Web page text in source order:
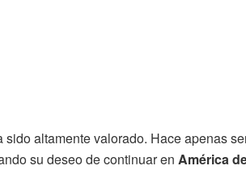
altamente valorado. Hace apenas
su deseo de continuar en América